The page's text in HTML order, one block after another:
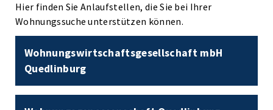
Hier finden Sie Anlaufstellen, die Sie bei Ihrer
Wohnungssuche unterstützen können.
© Wohnungswirtschaftsgesellschaft mbH Quedlinburg
Wohnungswirtschaftsgesellschaft mbH
Quedlinburg
© Wohnungsgenossenschaft Quedlinburg